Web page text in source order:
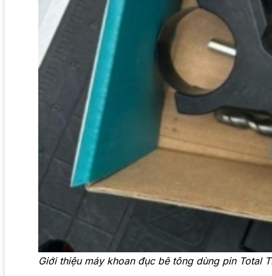
Giới thiệu máy khoan đục bê tông dùng pin Total